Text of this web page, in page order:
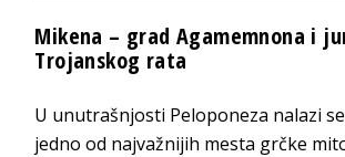
Mikena – grad Agamemnona i
Trojanskog rata
U unutrašnjosti Peloponeza nalazi
jedno od najvažnijih mesta grčke